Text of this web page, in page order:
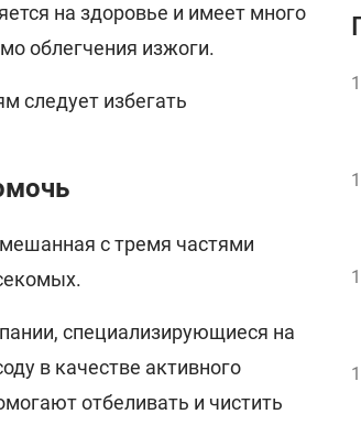
на здоровье и имеет много
облегчения изжоги.
следует избегать
с тремя частями
специализирующиеся на
в качестве активного
отбеливать и чистить